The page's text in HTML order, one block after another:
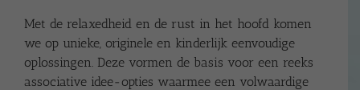
Met de relaxedheid en de rust in het hoofd komen
we op unieke, originele en kinderlijk eenvoudige
oplossingen. Deze vormen de basis voor een reeks
associative idee-opties waarmee een volwaardige